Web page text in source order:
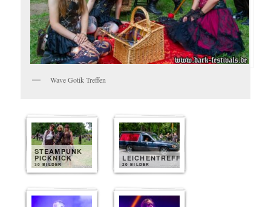
Wave Gotik Treffen
STEAMPUNK
PICKNICK
30 BILDER
LEICHENTREFF
20 BILDER